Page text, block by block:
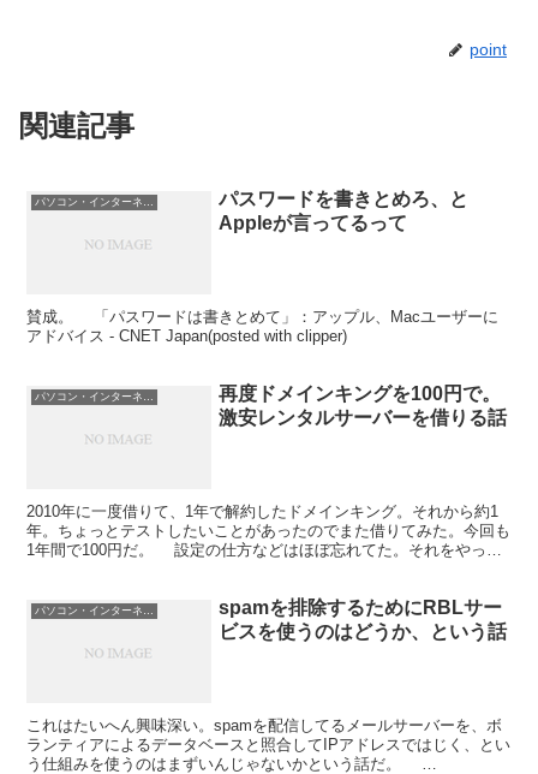
point
関連記事
パソコン・インターネット
パスワードを書きとめろ、と
Appleが言ってるって
賛成。 「パスワードは書きとめて」：アップル、Macユーザーに
アドバイス - CNET Japan(posted with clipper)
パソコン・インターネット
再度ドメインキングを100円で。
激安レンタルサーバーを借りる話
2010年に一度借りて、1年で解約したドメインキング。それから約1
年。ちょっとテストしたいことがあったのでまた借りてみた。今回も
1年間で100円だ。 設定の仕方などはほぼ忘れてた。それをやった
パソコン・インターネット
spamを排除するためにRBLサー
ビスを使うのはどうか、という話
これはたいへん興味深い。spamを配信してるメールサーバーを、ボ
ランティアによるデータベースと照合してIPアドレスではじく、とい
う仕組みを使うのはまずいんじゃないかという話だ。